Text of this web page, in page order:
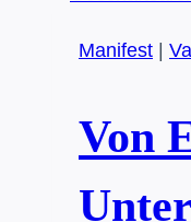
Manifest |
Von